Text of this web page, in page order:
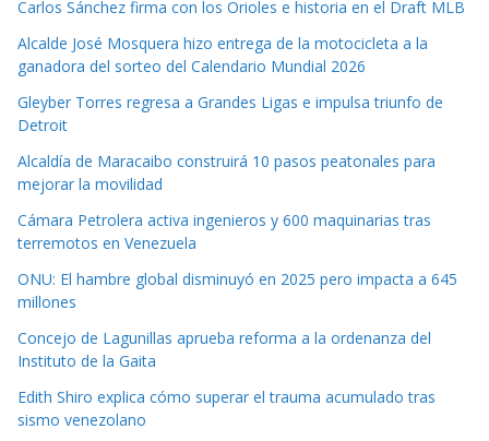
Carlos Sánchez firma con los Orioles e historia en el Draft MLB
Alcalde José Mosquera hizo entrega de la motocicleta a la
ganadora del sorteo del Calendario Mundial 2026
Gleyber Torres regresa a Grandes Ligas e impulsa triunfo de
Detroit
Alcaldía de Maracaibo construirá 10 pasos peatonales para
mejorar la movilidad
Cámara Petrolera activa ingenieros y 600 maquinarias tras
terremotos en Venezuela
ONU: El hambre global disminuyó en 2025 pero impacta a 645
millones
Concejo de Lagunillas aprueba reforma a la ordenanza del
Instituto de la Gaita
Edith Shiro explica cómo superar el trauma acumulado tras
sismo venezolano